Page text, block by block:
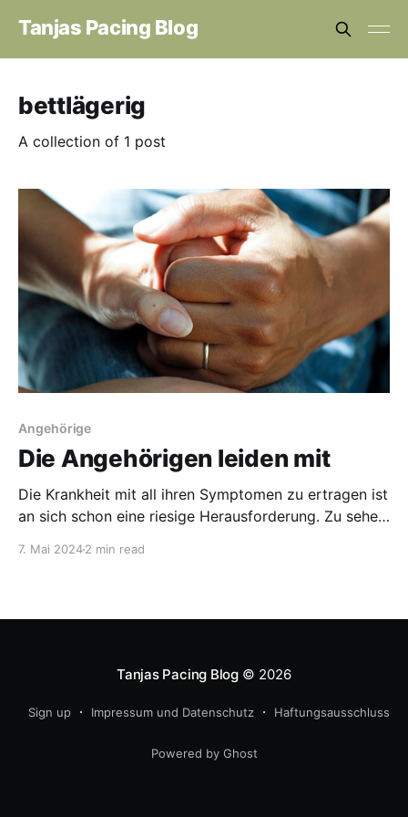
Tanjas Pacing Blog
bettlägerig
A collection of 1 post
Angehörige
Die Angehörigen leiden mit
Die Krankheit mit all ihren Symptomen zu ertragen ist
an sich schon eine riesige Herausforderung. Zu sehen,
7. Mai 20242 min read
Tanjas Pacing Blog© 2026
Sign up Impressum und Datenschutz Haftungsausschluss
Powered by Ghost